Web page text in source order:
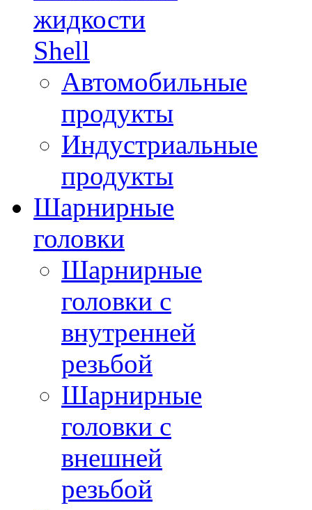
жидкости
Shell
Автомобильные
продукты
Индустриальные
продукты
Шарнирные
головки
Шарнирные
головки с
внутренней
резьбой
Шарнирные
головки с
внешней
резьбой